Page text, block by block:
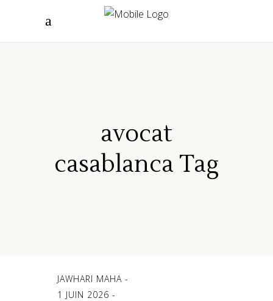
avocat
casablanca Tag
JAWHARI MAHA
1 JUIN 2026